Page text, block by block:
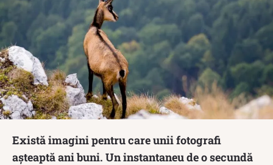
Există imagini pentru care unii fotografi
așteaptă ani buni. Un instantaneu de o secundă